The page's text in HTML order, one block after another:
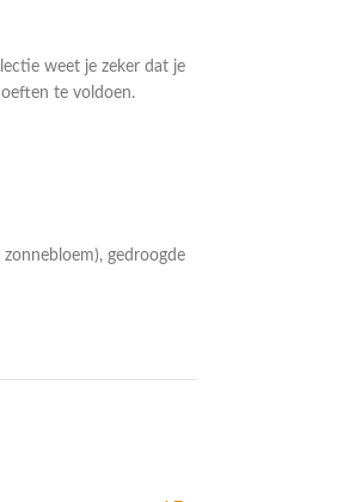
weet je zeker dat je
te voldoen.
gedroogde